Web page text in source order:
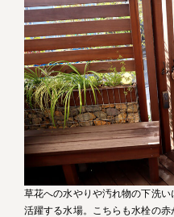
草花への水やりや汚れ物の下洗
活躍する水場。こちらも水栓の